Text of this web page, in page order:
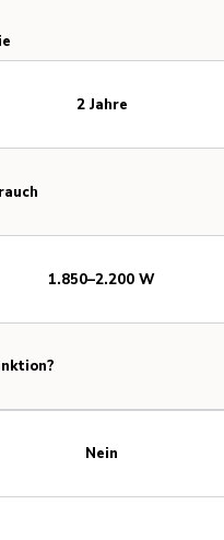
2 Jahre
1.850–2.200 W
Nein